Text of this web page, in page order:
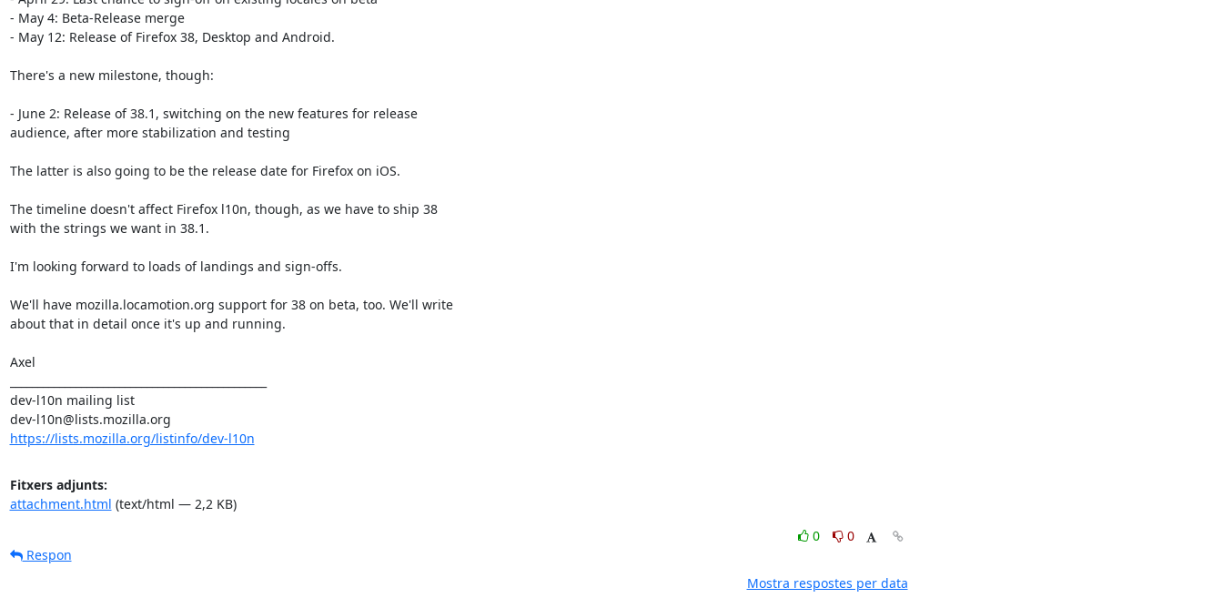
- May 4: Beta-Release merge
- May 12: Release of Firefox 38, Desktop and Android.
There's a new milestone, though:
- June 2: Release of 38.1, switching on the new features for release
audience, after more stabilization and testing
The latter is also going to be the release date for Firefox on iOS.
The timeline doesn't affect Firefox l10n, though, as we have to ship 38
with the strings we want in 38.1.
I'm looking forward to loads of landings and sign-offs.
We'll have mozilla.locamotion.org support for 38 on beta, too. We'll write
about that in detail once it's up and running.
Axel
dev-l10n mailing list
https://lists.mozilla.org/listinfo/dev-l10n
Fitxers adjunts:
attachment.html (text/html — 2,2 KB)
0
0
Respon
Mostra respostes per data